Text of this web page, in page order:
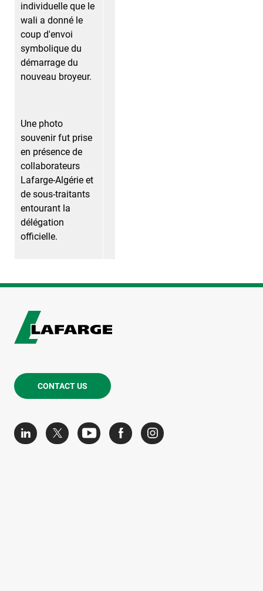
individuelle que le
wali a donné le
coup d'envoi
symbolique du
démarrage du
nouveau broyeur.
Une photo
souvenir fut prise
en présence de
collaborateurs
Lafarge-Algérie et
de sous-traitants
entourant la
délégation
officielle.
CONTACT US